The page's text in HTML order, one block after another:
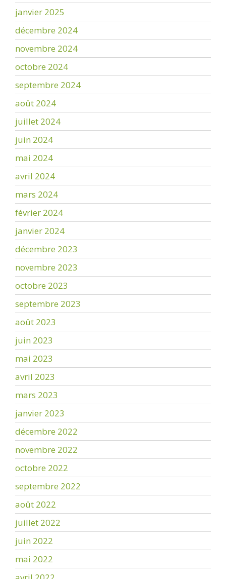
janvier 2025
décembre 2024
novembre 2024
octobre 2024
septembre 2024
août 2024
juillet 2024
juin 2024
mai 2024
avril 2024
mars 2024
février 2024
janvier 2024
décembre 2023
novembre 2023
octobre 2023
septembre 2023
août 2023
juin 2023
mai 2023
avril 2023
mars 2023
janvier 2023
décembre 2022
novembre 2022
octobre 2022
septembre 2022
août 2022
juillet 2022
juin 2022
mai 2022